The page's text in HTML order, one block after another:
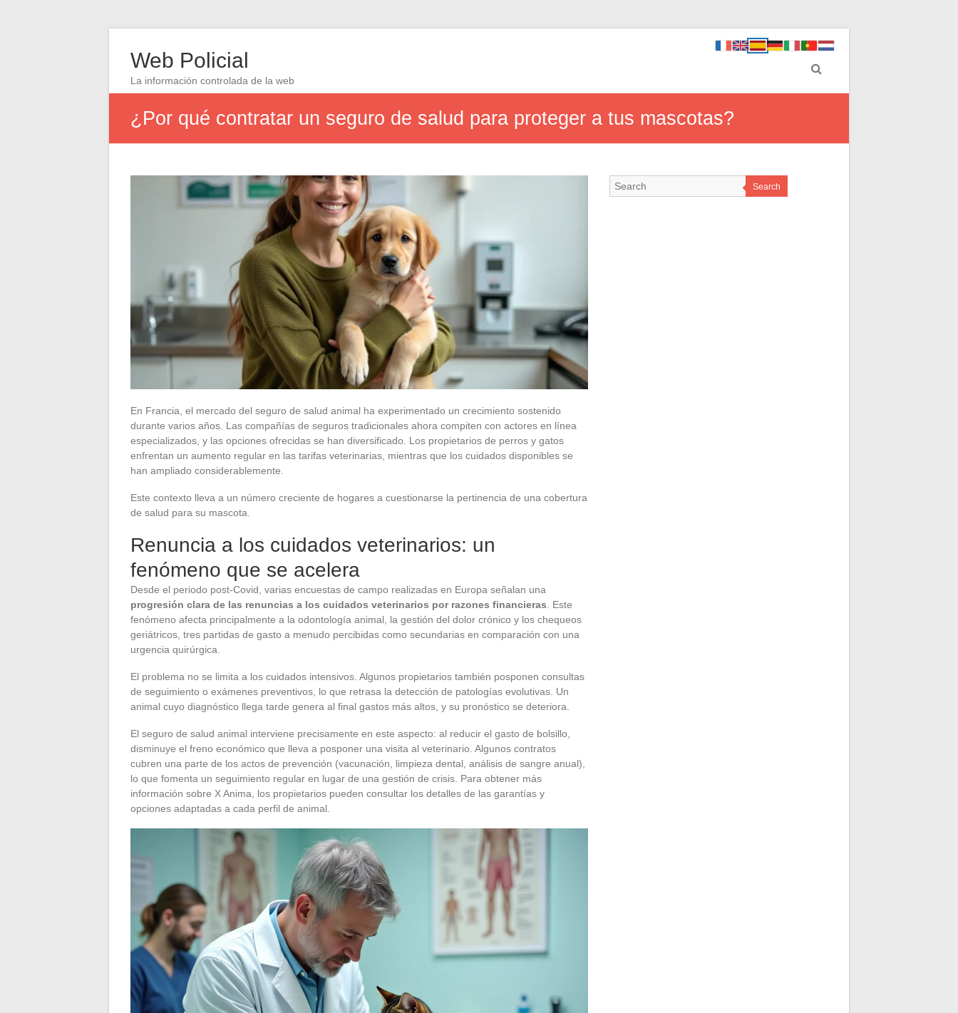
Web Policial
La información controlada de la web
¿Por qué contratar un seguro de salud para proteger a tus mascotas?
En Francia, el mercado del seguro de salud animal ha experimentado un crecimiento sostenido
durante varios años. Las compañías de seguros tradicionales ahora compiten con actores en línea
especializados, y las opciones ofrecidas se han diversificado. Los propietarios de perros y gatos
enfrentan un aumento regular en las tarifas veterinarias, mientras que los cuidados disponibles se
han ampliado considerablemente.
Este contexto lleva a un número creciente de hogares a cuestionarse la pertinencia de una cobertura
de salud para su mascota.
Renuncia a los cuidados veterinarios: un
fenómeno que se acelera
Desde el periodo post-Covid, varias encuestas de campo realizadas en Europa señalan una
progresión clara de las renuncias a los cuidados veterinarios por razones financieras . Este
fenómeno afecta principalmente a la odontología animal, la gestión del dolor crónico y los chequeos
geriátricos, tres partidas de gasto a menudo percibidas como secundarias en comparación con una
urgencia quirúrgica.
El problema no se limita a los cuidados intensivos. Algunos propietarios también posponen consultas
de seguimiento o exámenes preventivos, lo que retrasa la detección de patologías evolutivas. Un
animal cuyo diagnóstico llega tarde genera al final gastos más altos, y su pronóstico se deteriora.
El seguro de salud animal interviene precisamente en este aspecto: al reducir el gasto de bolsillo,
disminuye el freno económico que lleva a posponer una visita al veterinario. Algunos contratos
cubren una parte de los actos de prevención (vacunación, limpieza dental, análisis de sangre anual),
lo que fomenta un seguimiento regular en lugar de una gestión de crisis. Para obtener más
información sobre X Anima, los propietarios pueden consultar los detalles de las garantías y
opciones adaptadas a cada perfil de animal.
Search